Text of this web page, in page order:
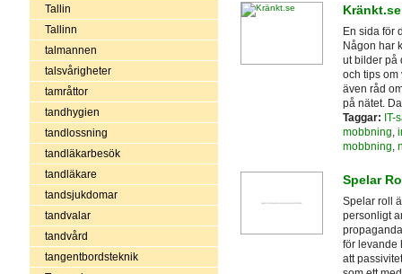
Tallin
Tallinn
talmannen
talsvårigheter
tamråttor
tandhygien
tandlossning
tandläkarbesök
tandläkare
tandsjukdomar
tandvalar
tandvård
tangentbordsteknik
Kränkt.se
En sida för
Någon har
ut bilder på
och tips om
även råd
på nätet.
Taggar: IT-
mobbning,
mobbning,
Spelar
Spelar roll
personligt
för levande
att